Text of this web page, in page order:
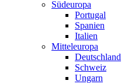
Südeuropa
Portugal
Spanien
Italien
Mitteleuropa
Deutschland
Schweiz
Ungarn